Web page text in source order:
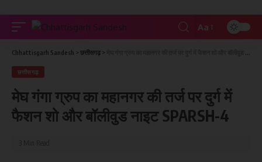
Aa
Chhattisgarh Sandesh > छत्तीसगढ़ >
छत्तीसगढ़
मेघ गंगा ग्रुप का महानगर की तर्ज पर दुर्ग में
फैशन शो और बॉलीवुड नाइट SPARSH-4